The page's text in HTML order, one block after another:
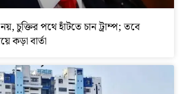
চুক্তির পথে হাঁটতে চান ট্রাম্প; তবে
কড়া বার্তা